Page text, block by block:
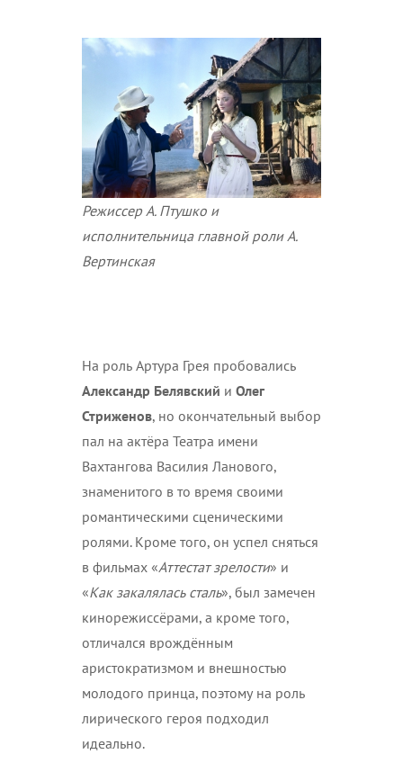
Режиссер А. Птушко и
исполнительница главной роли А.
Вертинская
На роль Артура Грея пробовались
Александр Белявский и Олег
Стриженов, но окончательный выбор
пал на актёра Театра имени
Вахтангова Василия Ланового,
знаменитого в то время своими
романтическими сценическими
ролями. Кроме того, он успел сняться
в фильмах «Аттестат зрелости» и
«Как закалялась сталь», был замечен
кинорежиссёрами, а кроме того,
отличался врождённым
аристократизмом и внешностью
молодого принца, поэтому на роль
лирического героя подходил
идеально.